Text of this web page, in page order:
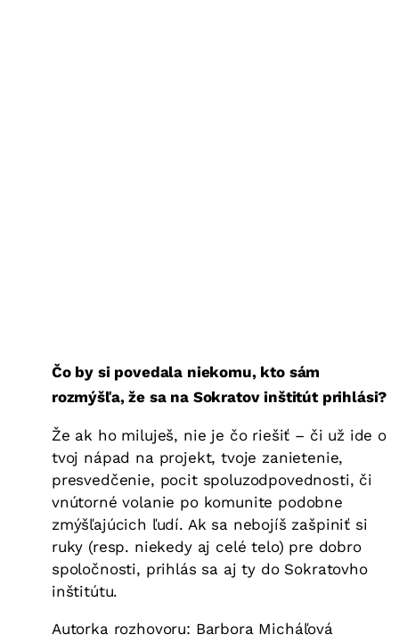
Čo by si povedala niekomu, kto sám
rozmýšľa, že sa na Sokratov inštitút prihlási?
Že ak ho miluješ, nie je čo riešiť – či už ide o
tvoj nápad na projekt, tvoje zanietenie,
presvedčenie, pocit spoluzodpovednosti, či
vnútorné volanie po komunite podobne
zmýšľajúcich ľudí. Ak sa nebojíš zašpiniť si
ruky (resp. niekedy aj celé telo) pre dobro
spoločnosti, prihlás sa aj ty do Sokratovho
inštitútu.
Autorka rozhovoru: Barbora Micháľová